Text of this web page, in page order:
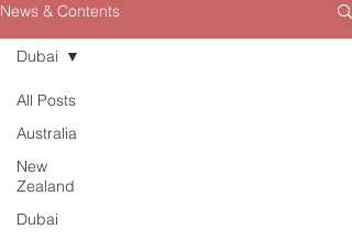
News & Contents
All Posts
Australia
New
Zealand
Dubai
Dubai